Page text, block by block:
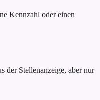
Kennzahl oder einen
der Stellenanzeige, aber nur